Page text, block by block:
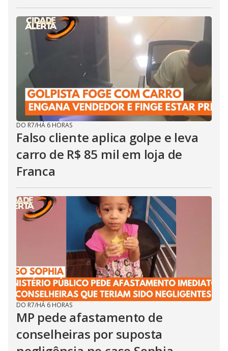
DO R7/HÁ 6 HORAS
Falso cliente aplica golpe e leva
carro de R$ 85 mil em loja de
Franca
DO R7/HÁ 6 HORAS
MP pede afastamento de
conselheiras por suposta